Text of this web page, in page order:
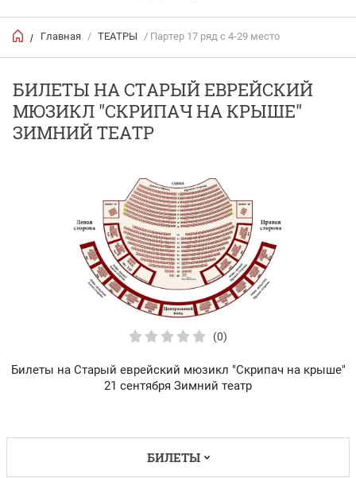
/ Главная / ТЕАТРЫ / Партер 17 ряд с 4-29 место
БИЛЕТЫ НА СТАРЫЙ ЕВРЕЙСКИЙ
МЮЗИКЛ "СКРИПАЧ НА КРЫШЕ"
ЗИМНИЙ ТЕАТР
(0)
Билеты на Старый еврейский мюзикл "Скрипач на крыше"
21 сентября Зимний театр
БИЛЕТЫ